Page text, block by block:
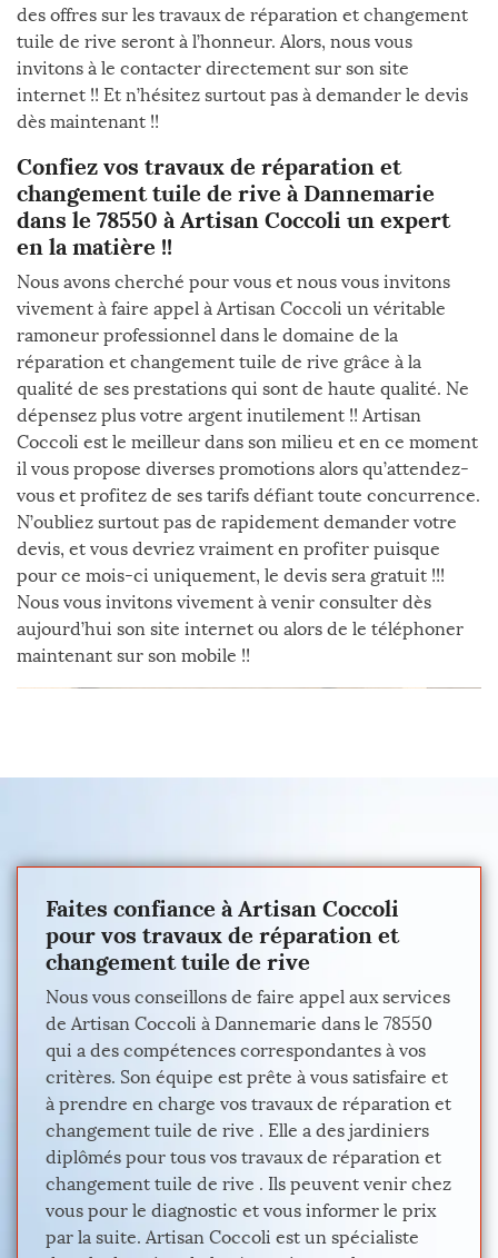
des offres sur les travaux de réparation et changement
tuile de rive seront à l’honneur. Alors, nous vous
invitons à le contacter directement sur son site
internet !! Et n’hésitez surtout pas à demander le devis
dès maintenant !!
Confiez vos travaux de réparation et
changement tuile de rive à Dannemarie
dans le 78550 à Artisan Coccoli un expert
en la matière !!
Nous avons cherché pour vous et nous vous invitons
vivement à faire appel à Artisan Coccoli un véritable
ramoneur professionnel dans le domaine de la
réparation et changement tuile de rive grâce à la
qualité de ses prestations qui sont de haute qualité. Ne
dépensez plus votre argent inutilement !! Artisan
Coccoli est le meilleur dans son milieu et en ce moment
il vous propose diverses promotions alors qu’attendez-
vous et profitez de ses tarifs défiant toute concurrence.
N’oubliez surtout pas de rapidement demander votre
devis, et vous devriez vraiment en profiter puisque
pour ce mois-ci uniquement, le devis sera gratuit !!!
Nous vous invitons vivement à venir consulter dès
aujourd’hui son site internet ou alors de le téléphoner
maintenant sur son mobile !!
Faites confiance à Artisan Coccoli
pour vos travaux de réparation et
changement tuile de rive
Nous vous conseillons de faire appel aux services
de Artisan Coccoli à Dannemarie dans le 78550
qui a des compétences correspondantes à vos
critères. Son équipe est prête à vous satisfaire et
à prendre en charge vos travaux de réparation et
changement tuile de rive . Elle a des jardiniers
diplômés pour tous vos travaux de réparation et
changement tuile de rive . Ils peuvent venir chez
vous pour le diagnostic et vous informer le prix
par la suite. Artisan Coccoli est un spécialiste